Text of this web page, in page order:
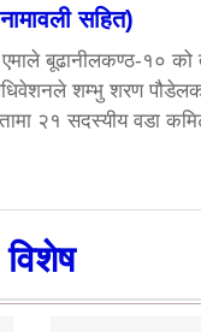
सहित)
बूढानीलकण्ठ-१० को
शम्भु शरण
२१ सदस्यीय वडा
विशेष